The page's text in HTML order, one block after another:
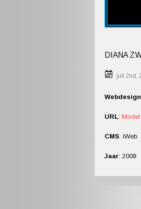
DIANA
juli 2nd,
URL:
CMS: iWeb
Jaar: 2008